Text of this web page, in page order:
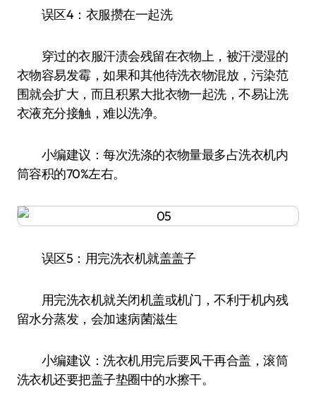
误区4：衣服攒在一起洗
穿过的衣服汗渍会残留在衣物上，被汗浸湿的
衣物容易发霉，如果和其他待洗衣物混放，污染范
围就会扩大，而且积累大批衣物一起洗，不易让洗
衣液充分接触，难以洗净。
小编建议：每次洗涤的衣物量最多占洗衣机内
筒容积的70%左右。
误区5：用完洗衣机就盖盖子
用完洗衣机就关闭机盖或机门，不利于机内残
留水分蒸发，会加速病菌滋生
小编建议：洗衣机用完后要风干再合盖，滚筒
洗衣机还要把盖子垫圈中的水擦干。